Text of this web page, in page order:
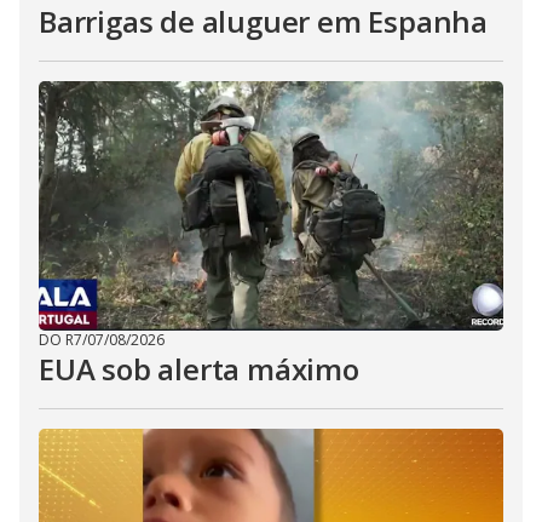
Barrigas de aluguer em Espanha
DO R7/07/08/2026
EUA sob alerta máximo